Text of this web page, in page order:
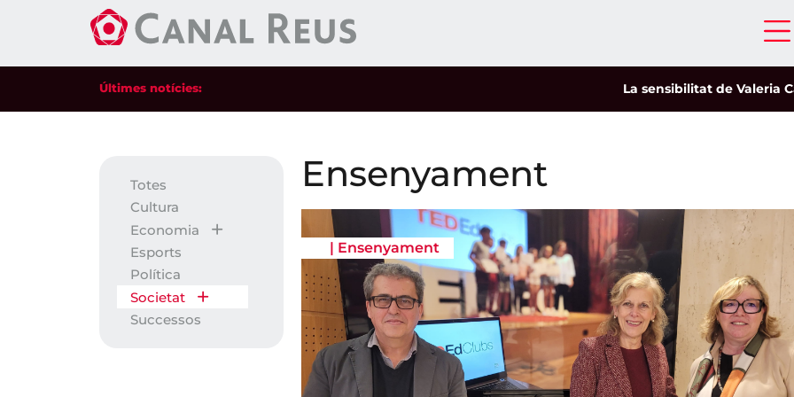
Últimes notícies: La sensibilitat de Valeria Castro
Totes
Cultura
Economia
Esports
Política
Societat
Successos
Ensenyament
| Ensenyament